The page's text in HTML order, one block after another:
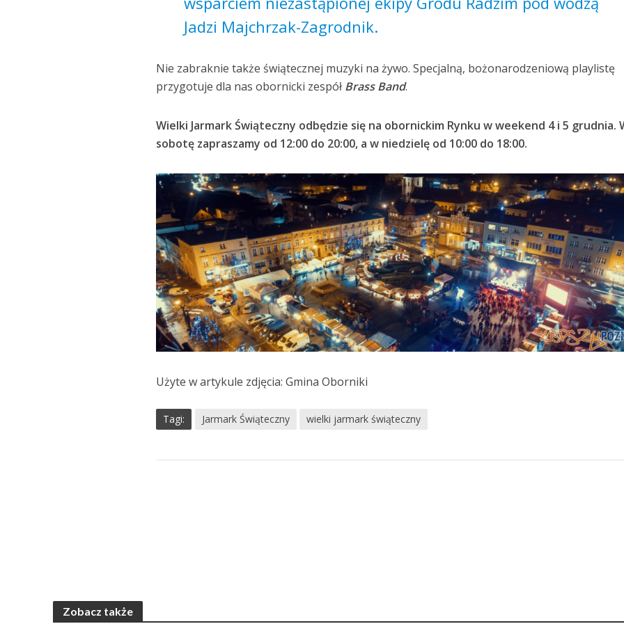
Jadzi Majchrzak-Zagrodnik.
Nie zabraknie także świątecznej muzyki na żywo. Specjalną, bożonarodzeniową playlistę
przygotuje dla nas obornicki zespół Brass Band.
Wielki Jarmark Świąteczny odbędzie się na obornickim Rynku w weekend 4 i 5 grudnia.
sobotę zapraszamy od 12:00 do 20:00, a w niedzielę od 10:00 do 18:00.
Użyte w artykule zdjęcia: Gmina Oborniki
Tagi: Jarmark Świąteczny wielki jarmark świąteczny
Zobacz także